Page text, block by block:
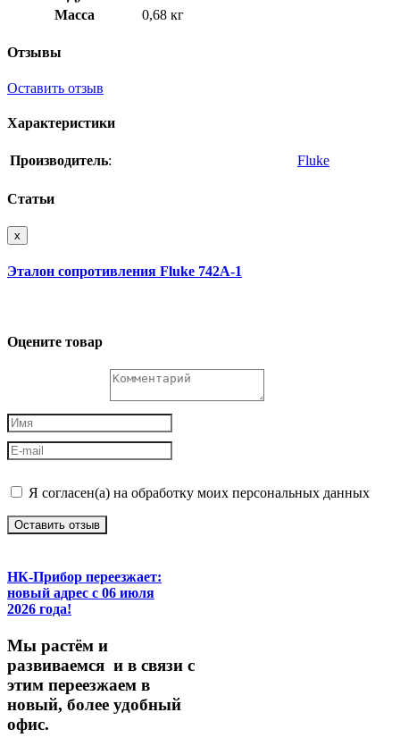
Масса
0,68 кг
Отзывы
Оставить отзыв
Характеристики
Производитель: Fluke
Статьи
x
Эталон сопротивления Fluke 742A-1
Оцените товар
Я согласен(а) на обработку моих персональных данных
Оставить отзыв
НК-Прибор переезжает:
новый адрес с 06 июля
2026 года!
Мы растём и
развиваемся и в связи с
этим переезжаем в
новый, более удобный
офис.